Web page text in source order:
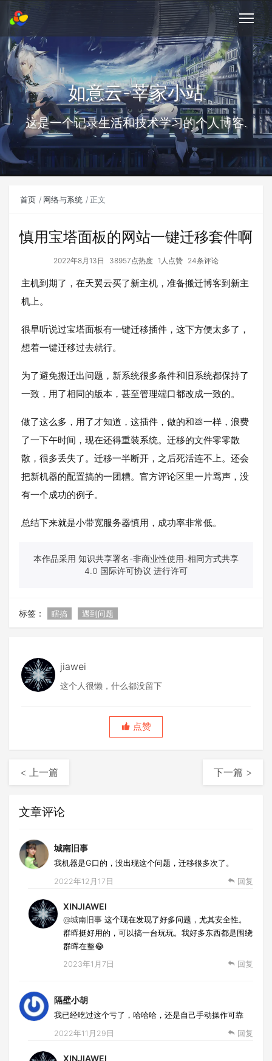
如意云-莘家小站
这是一个记录生活和技术学习的个人博客.
首页 网络与系统 正文
慎用宝塔面板的网站一键迁移套件啊
2022年8月13日 38957点热度 1人点赞 24条评论
主机到期了，在天翼云买了新主机，准备搬迁博客到新主
机上。
很早听说过宝塔面板有一键迁移插件，这下方便太多了，
想着一键迁移过去就行。
为了避免搬迁出问题，新系统很多条件和旧系统都保持了
一致，用了相同的版本，甚至管理端口都改成一致的。
做了这么多，用了才知道，这插件，做的和💩一样，浪费
了一下午时间，现在还得重装系统。迁移的文件零零散
散，很多丢失了。迁移一半断开，之后死活连不上。还会
把新机器的配置搞的一团糟。官方评论区里一片骂声，没
有一个成功的例子。
总结下来就是小带宽服务器慎用，成功率非常低。
本作品采用 知识共享署名-非商业性使用-相同方式共享
4.0 国际许可协议 进行许可
标签： 瞎搞 遇到问题
jiawei
这个人很懒，什么都没留下
点赞
< 上一篇 下一篇 >
文章评论
城南旧事
我机器是G口的，没出现这个问题，迁移很多次了。
2022年12月17日 回复
XINJIAWEI
@城南旧事 这个现在发现了好多问题，尤其安全性。
群晖挺好用的，可以搞一台玩玩。我好多东西都是围绕
群晖在整😂
2023年1月7日 回复
隔壁小胡
我已经吃过这个亏了，哈哈哈，还是自己手动操作可靠
2022年11月29日 回复
XINJIAWEI